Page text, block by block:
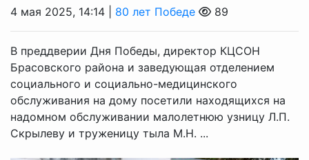
4 мая 2025, 14:14 | 80 лет Победе 89
В преддверии Дня Победы, директор КЦСОН
Брасовского района и заведующая отделением
социального и социально-медицинского
обслуживания на дому посетили находящихся на
надомном обслуживании малолетнюю узницу Л.П.
Скрылеву и труженицу тыла М.Н. ...